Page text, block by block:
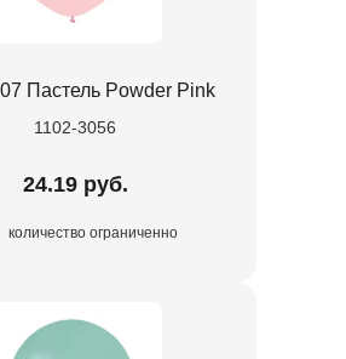
Пастель Powder Pink
1102-3056
24.19 руб.
количество ограниченно